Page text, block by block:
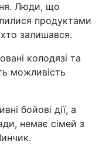
Люди, що
продуктами
залишався.
колодязі та
можливість
бойові дії, а
немає сімей з